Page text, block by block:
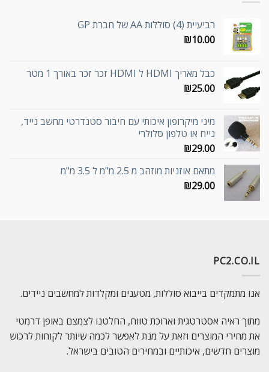
רביעיית (4) סוללות AA של חברת GP
₪10.00
כבל מאריך HDMI ל HDMI זכר זכר באורך 1 מטר
₪25.00
מיני מיקרופון איכותי עם חיבור סטנדרטי מחשב נייד,
נייח או טלפון סלולרי
₪29.00
מתאם אוזניות מוזהב מ 2.5 מ"מ ל 3.5 מ"מ
₪29.00
PC2.CO.IL
אנו מתמקדים בייבוא סוללות, מטענים ומקלדות למחשבים ניידים.
מתוך ראיה אסטרטגית וארוכת טווח, החלטנו לצמצם באופן דרמטי
את מחירי המוצרים וזאת על מנת לאפשר לכמה שיותר לקוחות לרכוש
מוצרים חדשים, איכותיים ובמחירים הטובים בישראל.